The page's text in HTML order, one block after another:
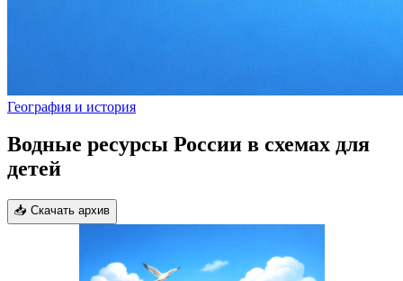
География и история
Водные ресурсы России в схемах для
детей
📥 Скачать архив